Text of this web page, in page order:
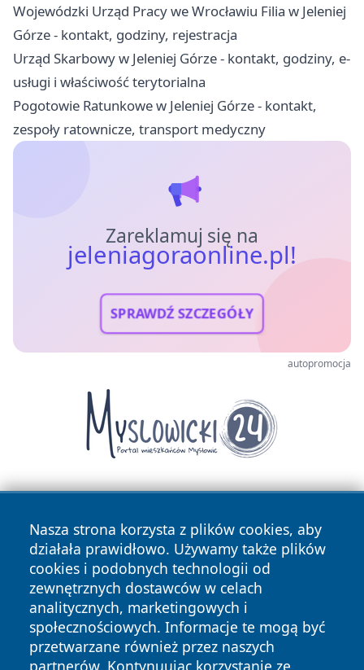
Wojewódzki Urząd Pracy we Wrocławiu Filia w Jeleniej
Górze - kontakt, godziny, rejestracja
Urząd Skarbowy w Jeleniej Górze - kontakt, godziny, e-
usługi i właściwość terytorialna
Pogotowie Ratunkowe w Jeleniej Górze - kontakt,
zespoły ratownicze, transport medyczny
Zareklamuj się na
jeleniagoraonline.pl!
SPRAWDŹ SZCZEGÓŁY
autopromocja
Nasza strona korzysta z plików cookies, aby
działała prawidłowo. Używamy także plików
cookies i podobnych technologii od
zewnętrznych dostawców w celach
analitycznych, marketingowych i
społecznościowych. Informacje te mogą być
przetwarzane również przez naszych
partnerów. Kontynuując korzystanie ze
Copyright © 2026 jeleniagoraonline.pl Wszystkie prawa
zastrzeżone.
Polityka Polityka